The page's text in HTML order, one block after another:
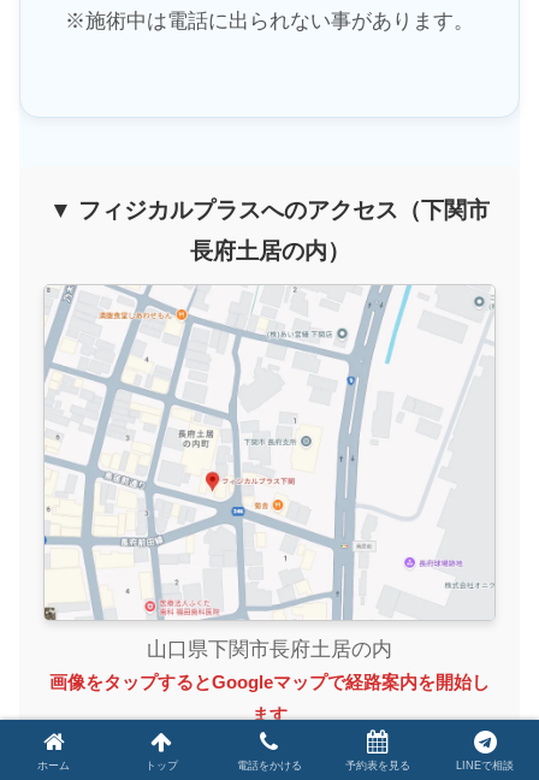
※施術中は電話に出られない事があります。
▼ フィジカルプラスへのアクセス（下関市
長府土居の内）
山口県下関市長府土居の内
画像をタップするとGoogleマップで経路案内を開始し
ます
ホーム トップ 電話をかける 予約表を見る LINEで相談